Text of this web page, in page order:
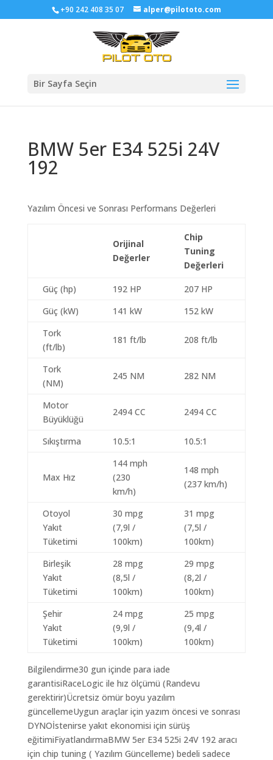
+90 242 408 35 07 alper@pilototo.com
Bir Sayfa Seçin
BMW 5er E34 525i 24V
192
Yazılım Öncesi ve Sonrası Performans Değerleri
Orijinal
Değerler
Chip
Tuning
Değerleri
Güç (hp) 192 HP
207 HP
Güç (kW)
141 kW
152 kW
Tork
(ft/lb)
181 ft/lb 208 ft/lb
Tork
(NM)
245 NM 282 NM
Motor
Büyüklüğü
2494 CC 2494 CC
Sıkıştırma 10.5:1 10.5:1
Max Hız
144 mph
(230
km/h)
148 mph
(237 km/h)
Otoyol
Yakıt
Tüketimi
30 mpg
(7,9l /
100km)
31 mpg
(7,5l /
100km)
Birleşik
Yakıt
Tüketimi
28 mpg
(8,5l /
100km)
29 mpg
(8,2l /
100km)
Şehir
Yakıt
Tüketimi
24 mpg
(9,9l /
100km)
25 mpg
(9,4l /
100km)
Bilgilendirme30 gun içinde para iade
garantisiRaceLogic ile hız ölçümü (Randevu
gerektirir)Ücretsiz ömür boyu yazılım
güncellemeUygun araçlar için yazım öncesi ve sonrası
DYNOİstenirse yakıt ekonomisi için sürüş
eğitimiFiyatlandırmaBMW 5er E34 525i 24V 192 aracı
için chip tuning ( Yazılım Güncelleme) bedeli sadece